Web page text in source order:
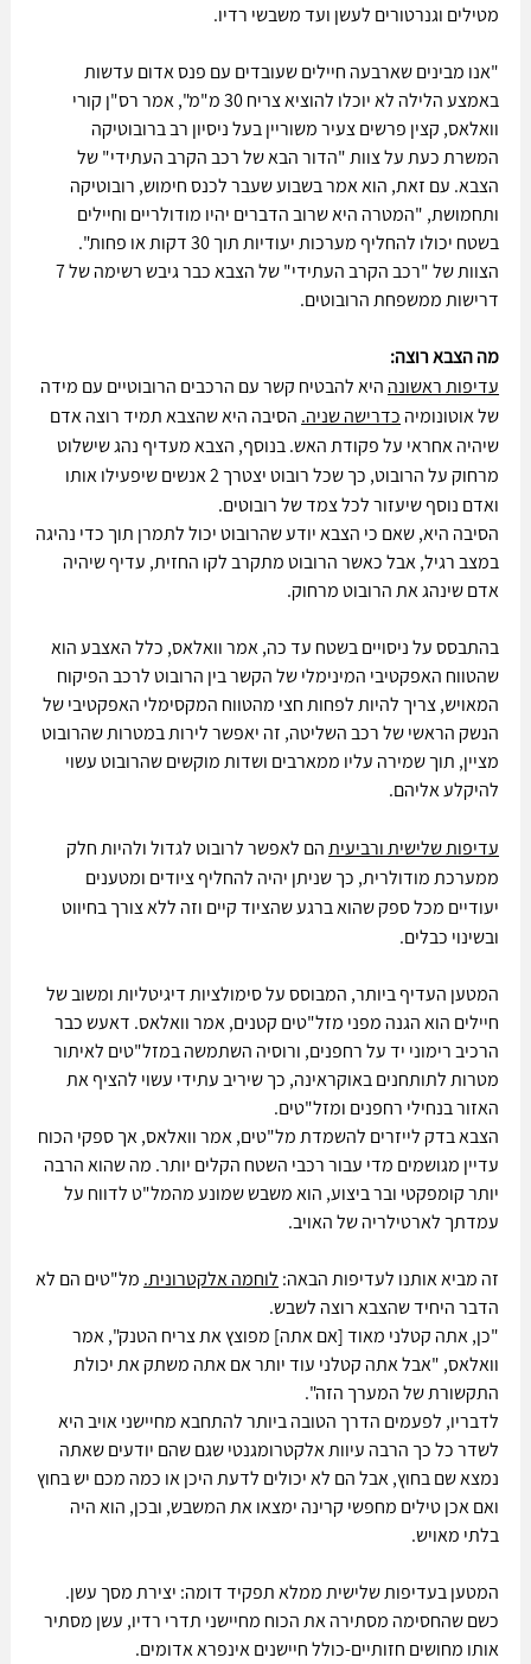
מטילים וגנרטורים לעשן ועד משבשי רדיו.
"אנו מבינים שארבעה חיילים שעובדים עם פנס אדום עדשות
באמצע הלילה לא יוכלו להוציא צריח 30 מ"מ", אמר רס"ן קורי
וואלאס, קצין פרשים צעיר משוריין בעל ניסיון רב ברובוטיקה
המשרת כעת על צוות "הדור הבא של רכב הקרב העתידי" של
הצבא. עם זאת, הוא אמר בשבוע שעבר לכנס חימוש, רובוטיקה
ותחמושת, "המטרה היא שרוב הדברים יהיו מודולריים וחיילים
בשטח יכולו להחליף מערכות יעודיות תוך 30 דקות או פחות".
הצוות של "רכב הקרב העתידי" של הצבא כבר גיבש רשימה של 7
דרישות ממשפחת הרובוטים.
מה הצבא רוצה:
עדיפות ראשונה היא להבטיח קשר עם הרכבים הרובוטיים עם מידה
של אוטונומיה כדרישה שניה. הסיבה היא שהצבא תמיד רוצה אדם
שיהיה אחראי על פקודת האש. בנוסף, הצבא מעדיף נהג שישלוט
מרחוק על הרובוט, כך שכל רובוט יצטרך 2 אנשים שיפעילו אותו
ואדם נוסף שיעזור לכל צמד של רובוטים.
הסיבה היא, שאם כי הצבא יודע שהרובוט יכול לתמרן תוך כדי נהיגה
במצב רגיל, אבל כאשר הרובוט מתקרב לקו החזית, עדיף שיהיה
אדם שינהג את הרובוט מרחוק.
בהתבסס על ניסויים בשטח עד כה, אמר וואלאס, כלל האצבע הוא
שהטווח האפקטיבי המינימלי של הקשר בין הרובוט לרכב הפיקוח
המאויש, צריך להיות לפחות חצי מהטווח המקסימלי האפקטיבי של
הנשק הראשי של רכב השליטה, זה יאפשר לירות במטרות שהרובוט
מציין, תוך שמירה עליו ממארבים ושדות מוקשים שהרובוט עשוי
להיקלע אליהם.
עדיפות שלישית ורביעית הם לאפשר לרובוט לגדול ולהיות חלק
ממערכת מודולרית, כך שניתן יהיה להחליף ציודים ומטענים
יעודיים מכל ספק שהוא ברגע שהציוד קיים וזה ללא צורך בחיווט
ובשינוי כבלים.
המטען העדיף ביותר, המבוסס על סימולציות דיגיטליות ומשוב של
חיילים הוא הגנה מפני מזל"טים קטנים, אמר וואלאס. דאעש כבר
הרכיב רימוני יד על רחפנים, ורוסיה השתמשה במזל"טים לאיתור
מטרות לתותחנים באוקראינה, כך שיריב עתידי עשוי להציף את
האזור בנחילי רחפנים ומזל"טים.
הצבא בדק לייזרים להשמדת מל"טים, אמר וואלאס, אך ספקי הכוח
עדיין מגושמים מדי עבור רכבי השטח הקלים יותר. מה שהוא הרבה
יותר קומפקטי ובר ביצוע, הוא משבש שמונע מהמל"ט לדווח על
עמדתך לארטילריה של האויב.
זה מביא אותנו לעדיפות הבאה: לוחמה אלקטרונית. מל"טים הם לא
הדבר היחיד שהצבא רוצה לשבש.
"כן, אתה קטלני מאוד [אם אתה] מפוצץ את צריח הטנק", אמר
וואלאס, "אבל אתה קטלני עוד יותר אם אתה משתק את יכולת
התקשורת של המערך הזה".
לדבריו, לפעמים הדרך הטובה ביותר להתחבא מחיישני אויב היא
לשדר כל כך הרבה עיוות אלקטרומגנטי שגם שהם יודעים שאתה
נמצא שם בחוץ, אבל הם לא יכולים לדעת היכן או כמה מכם יש בחוץ
ואם אכן טילים מחפשי קרינה ימצאו את המשבש, ובכן, הוא היה
בלתי מאויש.
המטען בעדיפות שלישית ממלא תפקיד דומה: יצירת מסך עשן.
כשם שהחסימה מסתירה את הכוח מחיישני תדרי רדיו, עשן מסתיר
אותו מחושים חזותיים-כולל חיישנים אינפרא אדומים.